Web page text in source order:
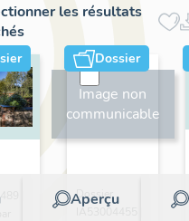
les résultats
|
Dossier
Image non
communicable
Aperçu
Dossier